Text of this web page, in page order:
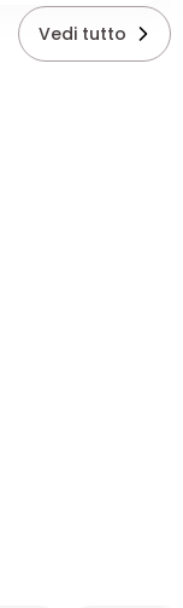
Vedi tutto